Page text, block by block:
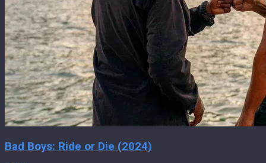
Bad Boys: Ride or Die (2024)